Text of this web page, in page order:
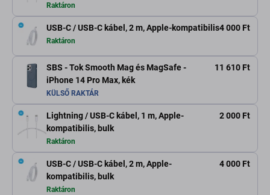
Raktáron
USB-C / USB-C kábel, 2 m, Apple-kompatibilis4 000 Ft
Raktáron
SBS - Tok Smooth Mag és MagSafe -
iPhone 14 Pro Max, kék
11 610 Ft
KÜLSŐ RAKTÁR
Lightning / USB-C kábel, 1 m, Apple-
kompatibilis, bulk
2 000 Ft
Raktáron
USB-C / USB-C kábel, 2 m, Apple-
kompatibilis, bulk
4 000 Ft
Raktáron